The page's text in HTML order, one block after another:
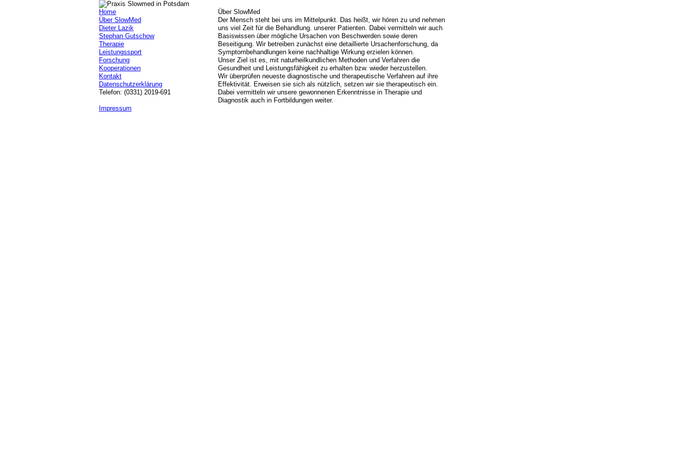
Home
Über SlowMed
Dieter Lazik
Stephan Gutschow
Therapie
Leistungssport
Forschung
Kooperationen
Kontakt
Datenschutzerklärung
Telefon: (0331) 2019-691
Über SlowMed
Der Mensch steht bei uns im Mittelpunkt. Das heißt, wir hören zu und nehmen
uns viel Zeit für die Behandlung. unserer Patienten. Dabei vermitteln wir auch
Basiswissen über mögliche Ursachen von Beschwerden sowie deren
Beseitigung. Wir betreiben zunächst eine detaillierte Ursachenforschung, da
Symptombehandlungen keine nachhaltige Wirkung erzielen können.
Unser Ziel ist es, mit naturheilkundlichen Methoden und Verfahren die
Gesundheit und Leistungsfähigkeit zu erhalten bzw. wieder herzustellen.
Wir überprüfen neueste diagnostische und therapeutische Verfahren auf ihre
Effektivität. Erweisen sie sich als nützlich, setzen wir sie therapeutisch ein.
Dabei vermitteln wir unsere gewonnenen Erkenntnisse in Therapie und
Diagnostik auch in Fortbildungen weiter.
Impressum